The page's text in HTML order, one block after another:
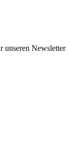
unseren Newsletter